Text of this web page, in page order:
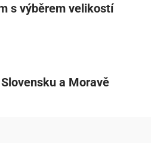
s výběrem velikostí
a Moravě